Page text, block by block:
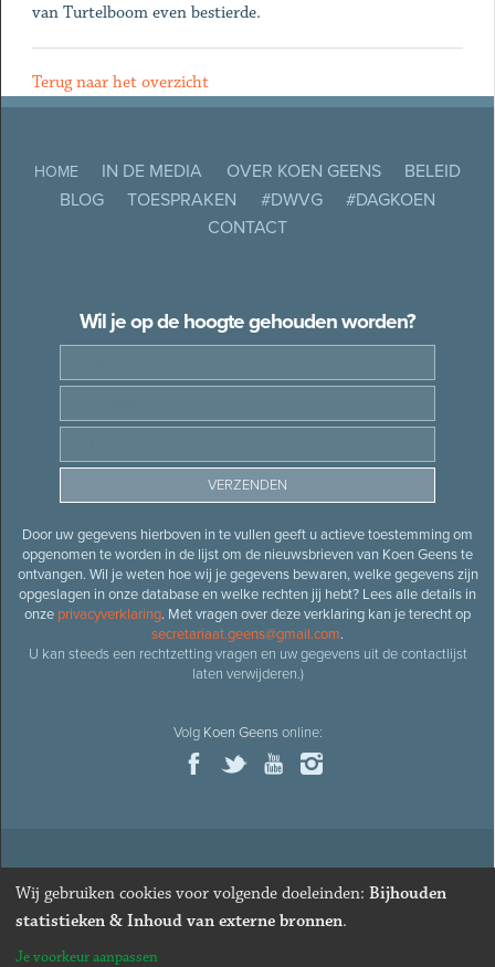
van Turtelboom even bestierde.
Terug naar het overzicht
HOME IN DE MEDIA OVER KOEN GEENS
BELEID
BLOG
TOESPRAKEN #DWVG
#DAGKOEN
CONTACT
Wil je op de hoogte gehouden worden?
Door uw gegevens hierboven in te vullen geeft u actieve toestemming om
opgenomen te worden in de lijst om de nieuwsbrieven van Koen Geens te
ontvangen. Wil je weten hoe wij je gegevens bewaren, welke gegevens zijn
opgeslagen in onze database en welke rechten jij hebt? Lees alle details in
onze privacyverklaring. Met vragen over deze verklaring kan je terecht op
secretariaat.geens@gmail.com.
U kan steeds een rechtzetting vragen en uw gegevens uit de contactlijst
laten verwijderen.)
Volg Koen Geensonline:
© 2026Oud-minister en ere-volksvertegenwoordiger Koen
· Alle rechten voorbehouden · Cookies wijzigen
Webdesign&website ontwikkelingdoor Zenjoy in Leuven
Wij gebruiken cookies voor volgende doeleinden: Bijhouden
statistieken & Inhoud van externe bronnen.
Je voorkeur aanpassen